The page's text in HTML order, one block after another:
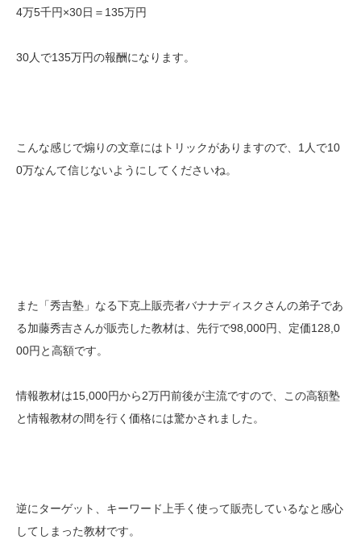
4万5千円×30日＝135万円
30人で135万円の報酬になります。
こんな感じで煽りの文章にはトリックがありますので、1人で10
0万なんて信じないようにしてくださいね。
また「秀吉塾」なる下克上販売者バナナディスクさんの弟子であ
る加藤秀吉さんが販売した教材は、先行で98,000円、定価128,0
00円と高額です。
情報教材は15,000円から2万円前後が主流ですので、この高額塾
と情報教材の間を行く価格には驚かされました。
逆にターゲット、キーワード上手く使って販売しているなと感心
してしまった教材です。